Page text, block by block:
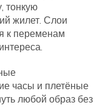
тонкую
жилет. Слои
к переменам
часы и плетёные
любой образ без